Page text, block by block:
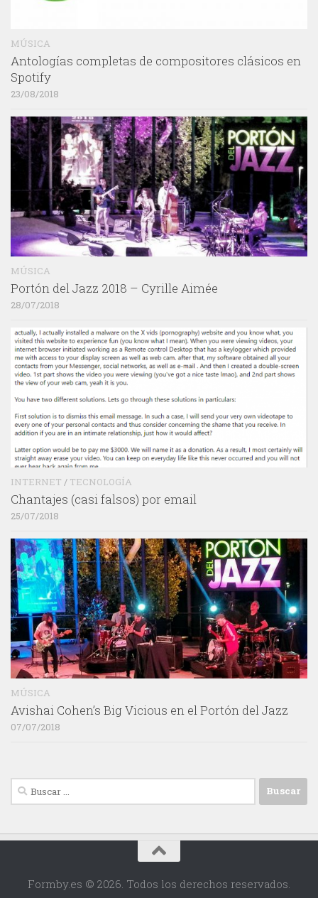
MÚSICA
Antologías completas de compositores clásicos en
Spotify
23/08/2018
MÚSICA
Portón del Jazz 2018 – Cyrille Aimée
28/07/2018
INTERNET / TECNOLOGÍA
Chantajes (casi falsos) por email
25/07/2018
MÚSICA
Avishai Cohen’s Big Vicious en el Portón del Jazz
07/07/2018
Buscar:
Formby.es © 2026. Todos los derechos reservados.